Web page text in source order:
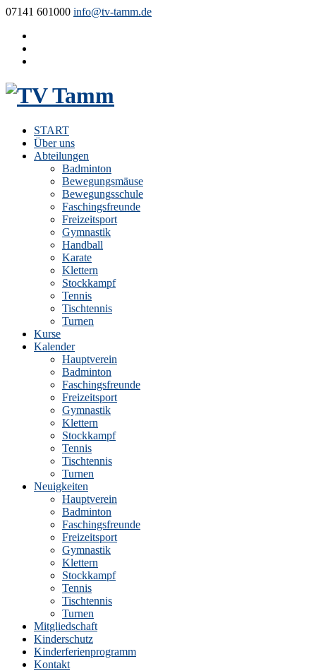
07141 601000 info@tv-tamm.de
START
Über uns
Abteilungen
Badminton
Bewegungsmäuse
Bewegungsschule
Faschingsfreunde
Freizeitsport
Gymnastik
Handball
Karate
Klettern
Stockkampf
Tennis
Tischtennis
Turnen
Kurse
Kalender
Hauptverein
Badminton
Faschingsfreunde
Freizeitsport
Gymnastik
Klettern
Stockkampf
Tennis
Tischtennis
Turnen
Neuigkeiten
Hauptverein
Badminton
Faschingsfreunde
Freizeitsport
Gymnastik
Klettern
Stockkampf
Tennis
Tischtennis
Turnen
Mitgliedschaft
Kinderschutz
Kinderferienprogramm
Kontakt